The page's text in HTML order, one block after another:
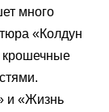
много
«Колдун
крошечные
и «Жизнь